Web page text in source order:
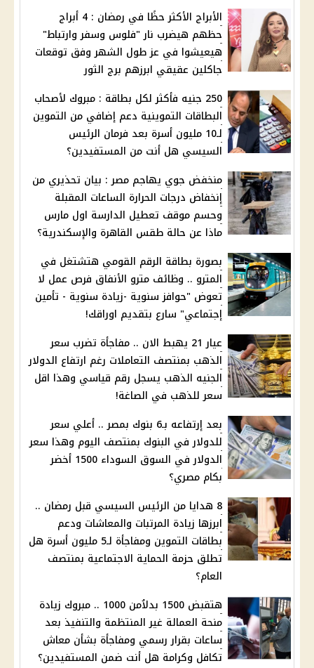
الأبراج الأكثر حظًا في رمضان : 4 أبراج
حظهم هيضرب نار "فلوس وسفر وارتباط"
هيعيشوا في عز طول الشهر وفق توقعات
جاكلين عقيقي ابرزهم برج الثور
250 جنيه فأكثر لكل بطاقة : مبروك لأصحاب
البطاقات التموينية دعم إضافي من التموين
لـ10 مليون أسرة بعد فرمان الرئيس
السيسي هل أنت من المستفيدين؟
منخفض جوي يهاجم مصر : بيان تحذيري من
إنخفاض درجات الحرارة الساعات المقبلة
وحسم موقف تعطيل الدارسة اول مارس
ماذا عن حالة طقس القاهرة والإسكندرية؟
بصورة بطاقة الرقم القومي هتشتغل في
المترو .. وظائف مترو الأنفاق فرص عمل لا
تعوض "حوافز سنوية -زيادة سنوية - تأمين
إجتماعي" سارع بتقديم اوراقك!
عيار 21 يهبط الان .. مفاجأة تضرب سعر
الذهب بمنتصف التعاملات رغم ارتفاع الدولار
الجنيه الذهب يسجل رقم قياسي وهذا اقل
سعر للذهب في الصاغة!
بعد إرتفاعه بـ6 بنوك بمصر .. أعلي سعر
للدولار في البنوك بمنتصف اليوم وهذا سعر
الدولار في السوق السوداء 1500 أخضر
بكام مصري؟
8 هدايا من الرئيس السيسي قبل رمضان ..
ابرزها زيادة المرتبات والمعاشات ودعم
بطاقات التموين ومفاجأة لـ5 مليون أسرة هل
تطلق حزمة الحماية الاجتماعية بمنتصف
العام؟
هتقبض 1500 بدلاُمن 1000 .. مبروك زيادة
منحة العمالة غير المنتظمة والتنفيذ بعد
ساعات بقرار رسمي ومفاجأة بشأن معاش
تكافل وكرامة هل أنت ضمن المستفيدين؟